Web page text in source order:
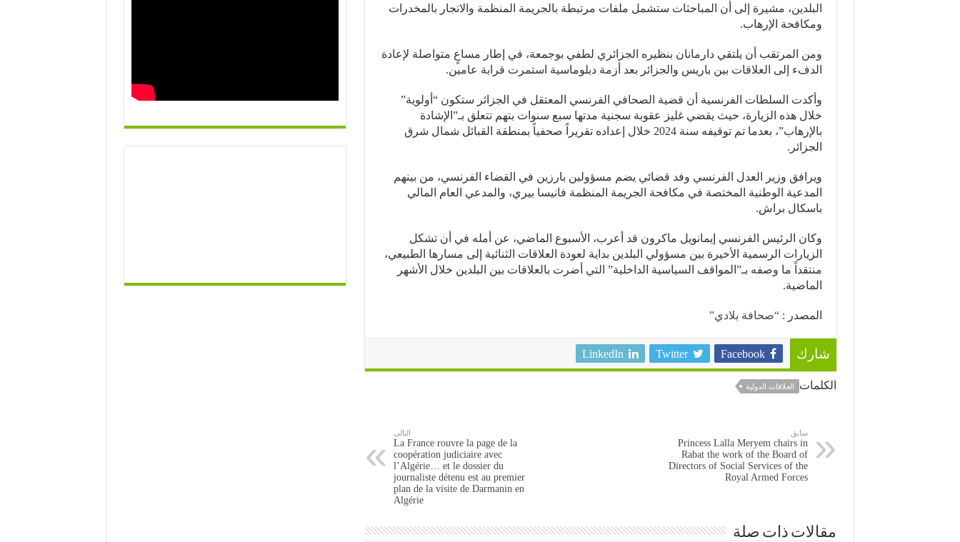
البلدين، مشيرة إلى أن المباحثات ستشمل ملفات مرتبطة بالجريمة المنظمة والاتجار بالمخدرات
ومكافحة الإرهاب.
ومن المرتقب أن يلتقي دارمانان بنظيره الجزائري لطفي بوجمعة، في إطار مساعٍ متواصلة لإعادة
الدفء إلى العلاقات بين باريس والجزائر بعد أزمة دبلوماسية استمرت قرابة عامين.
وأكدت السلطات الفرنسية أن قضية الصحافي الفرنسي المعتقل في الجزائر ستكون “أولوية”
خلال هذه الزيارة، حيث يقضي غليز عقوبة سجنية مدتها سبع سنوات بتهم تتعلق بـ”الإشادة
بالإرهاب”، بعدما تم توقيفه سنة 2024 خلال إعداده تقريراً صحفياً بمنطقة القبائل شمال شرق
الجزائر.
ويرافق وزير العدل الفرنسي وفد قضائي يضم مسؤولين بارزين في القضاء الفرنسي، من بينهم
المدعية الوطنية المختصة في مكافحة الجريمة المنظمة فانيسا بيري، والمدعي العام المالي
باسكال براش.
وكان الرئيس الفرنسي إيمانويل ماكرون قد أعرب، الأسبوع الماضي، عن أمله في أن تشكل
الزيارات الرسمية الأخيرة بين مسؤولي البلدين بداية لعودة العلاقات الثنائية إلى مسارها الطبيعي،
منتقداً ما وصفه بـ”المواقف السياسية الداخلية” التي أضرت بالعلاقات بين البلدين خلال الأشهر
الماضية.
المصدر :“صحافة بلادي”
شارك Facebook
Twitter
LinkedIn
الكلمات العلاقات الدولية
سابق
Princess Lalla Meryem chairs in
Rabat the work of the Board of
Directors of Social Services of the
Royal Armed Forces
التالى
La France rouvre la page de la
coopération judiciaire avec
l’Algérie… et le dossier du
journaliste détenu est au premier
plan de la visite de Darmanin en
Algérie
مقالات ذات صلة